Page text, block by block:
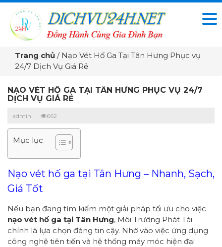
Trang chủ / Nạo Vét Hố Ga Tại Tân Hưng Phục vụ
24/7 Dịch Vụ Giá Rẻ
NẠO VÉT HỐ GA TẠI TÂN HƯNG PHỤC VỤ 24/7
DỊCH VỤ GIÁ RẺ
admin 662
Mục lục
Nạo vét hố ga tại Tân Hưng – Nhanh, Sạch,
Giá Tốt
Nếu bạn đang tìm kiếm một giải pháp tối ưu cho việc
nạo vét hố ga tại Tân Hưng, Môi Trường Phát Tài
chính là lựa chọn đáng tin cậy. Nhờ vào việc ứng dụng
công nghệ tiên tiến và hệ thống máy móc hiện đại